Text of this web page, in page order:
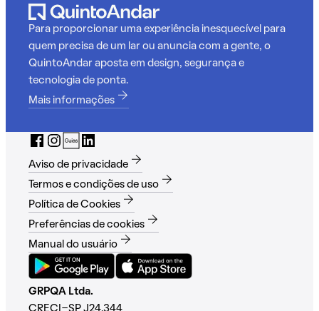
Para proporcionar uma experiência inesquecível para
quem precisa de um lar ou anuncia com a gente, o
QuintoAndar aposta em design, segurança e
tecnologia de ponta.
Mais informações
Aviso de privacidade
Termos e condições de uso
Política de Cookies
Preferências de cookies
Manual do usuário
GRPQA Ltda.